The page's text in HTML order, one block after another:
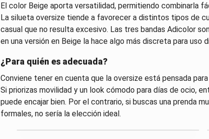
El color Beige aporta versatilidad, permitiendo combinarla
La silueta oversize tiende a favorecer a distintos tipos de
casual que no resulta excesivo. Las tres bandas Adicolor
en una versión en Beige la hace algo más discreta para uso
¿Para quién es adecuada?
Conviene tener en cuenta que la oversize está pensada
Si priorizas movilidad y un look cómodo para días de ocio,
puede encajar bien. Por el contrario, si buscas una prenda
formales, no sería la elección ideal.